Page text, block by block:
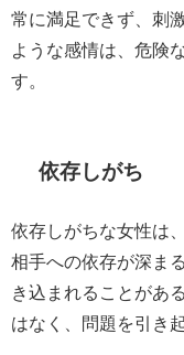
常に満足できず、刺
ような感情は、危険
す。
依存しがち
依存しがちな女性は
相手への依存が深ま
き込まれることがあ
はなく、問題を引き